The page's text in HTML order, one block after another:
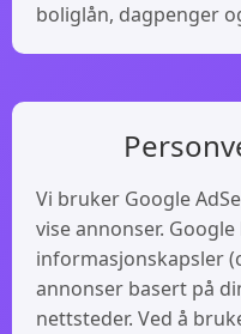
boliglån, dagpenger
Vi bruker Google
vise annonser.
informasjonskapsler
annonser basert på
nettsteder. Ved å